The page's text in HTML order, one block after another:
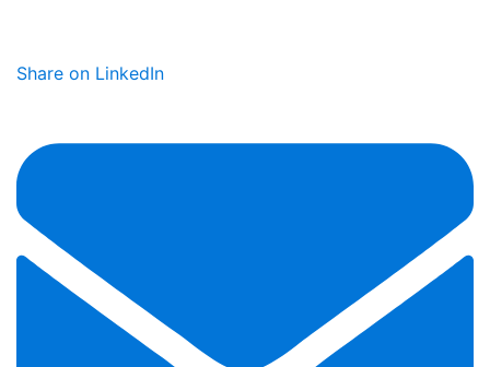
Share on LinkedIn